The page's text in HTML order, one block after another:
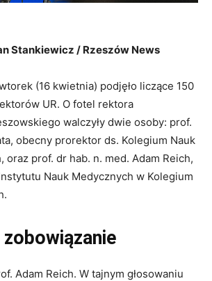
Stankiewicz / Rzeszów News
(16 kwietnia) podjęło liczące 150
UR. O fotel rektora
walczyły dwie osoby: prof.
obecny prorektor ds. Kolegium Nauk
oraz prof. dr hab. n. med. Adam Reich,
Nauk Medycznych w Kolegium
Adam Reich. W tajnym głosowaniu